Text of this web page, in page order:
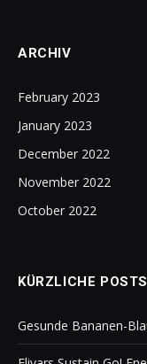
ARCHIV
February 2023
January 2023
December 2022
November 2022
October 2022
KÜRZLICHE POSTS
Gesunde Bananen-